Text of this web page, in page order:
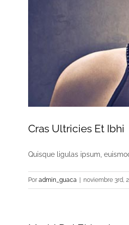
Cras Ultricies Et Ibhi
Quisque ligulas ipsum,
Por admin_guaca noviembre 3rd,